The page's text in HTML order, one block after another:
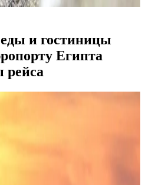
еды и гостиницы
Египта
рейса